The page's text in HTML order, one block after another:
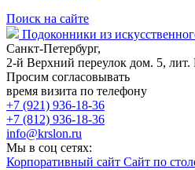
Поиск на сайте
Подоконники из
Санкт-Петербург,
2-й Верхний переулок дом. 5,
Просим согласовывать
время визита по телефону
+7 (921) 936-18-36
+7 (812) 936-18-36
info@krslon.ru
Мы в соц сетях:
Корпоративный сайт Сайт по